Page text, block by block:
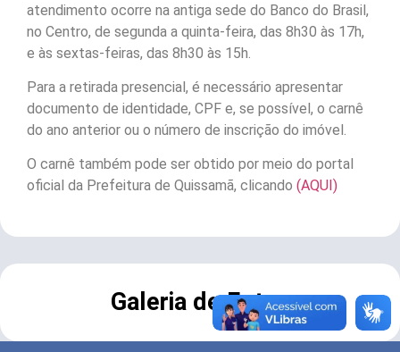
atendimento ocorre na antiga sede do Banco do Brasil,
no Centro, de segunda a quinta-feira, das 8h30 às 17h,
e às sextas-feiras, das 8h30 às 15h.
Para a retirada presencial, é necessário apresentar
documento de identidade, CPF e, se possível, o carnê
do ano anterior ou o número de inscrição do imóvel.
O carnê também pode ser obtido por meio do portal
oficial da Prefeitura de Quissamã, clicando (AQUI)
Galeria de Fotos